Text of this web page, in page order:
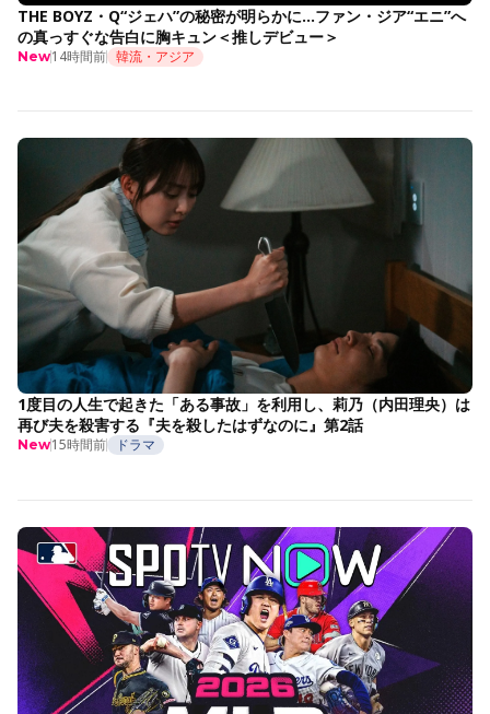
THE BOYZ・Q“ジェハ”の秘密が明らかに…ファン・ジア“エニ”へ
の真っすぐな告白に胸キュン＜推しデビュー＞
New14時間前 韓流・アジア
1度目の人生で起きた「ある事故」を利用し、莉乃（内田理央）は
再び夫を殺害する『夫を殺したはずなのに』第2話
New15時間前 ドラマ